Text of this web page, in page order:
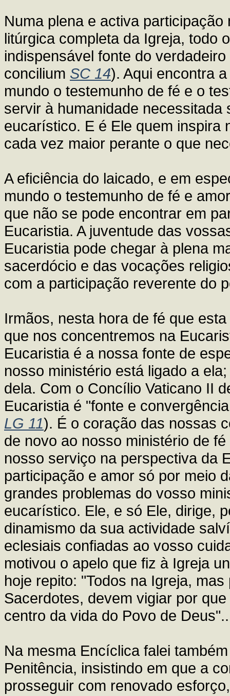
Numa plena e activa
litúrgica completa da Igreja, todo
indispensável fonte do
concilium SC 14). Aqui encontra
mundo o testemunho de fé e o
servir à humanidade
eucarístico. E é Ele quem inspira
cada vez maior perante o que
A eficiência do laicado, e em
mundo o testemunho de fé e
que não se pode encontrar em
Eucaristia. A juventude das
Eucaristia pode chegar à plena
sacerdócio e das vocações
com a participação reverente do
Irmãos, nesta hora de fé que
que nos concentremos na
Eucaristia é a nossa fonte de
nosso ministério está ligado a
dela. Com o Concílio Vaticano II
Eucaristia é "fonte e
LG 11). É o coração das nossas
de novo ao nosso ministério de
nosso serviço na perspectiva da
participação e amor só por meio
grandes problemas do vosso
eucarístico. Ele, e só Ele, dirige,
dinamismo da sua actividade
eclesiais confiadas ao vosso
motivou o apelo que fiz à Igreja
hoje repito: "Todos na Igreja,
Sacerdotes, devem vigiar por
centro da vida do Povo de
Na mesma Encíclica falei
Penitência, insistindo em que a
prosseguir com renovado